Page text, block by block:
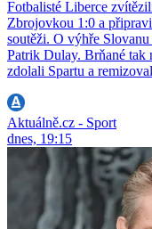
Fotbalisté Liberce
Zbrojovkou 1:0 a
soutěži. O výhře
Patrik Dulay. Brňané tak
zdolali Spartu a
Aktuálně.cz - Sport
dnes, 19:15